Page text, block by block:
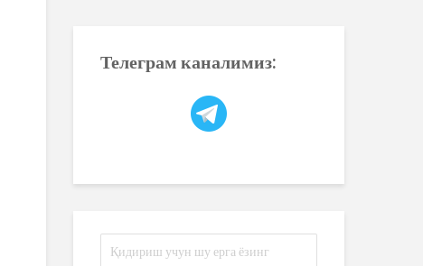
Телеграм каналимиз: